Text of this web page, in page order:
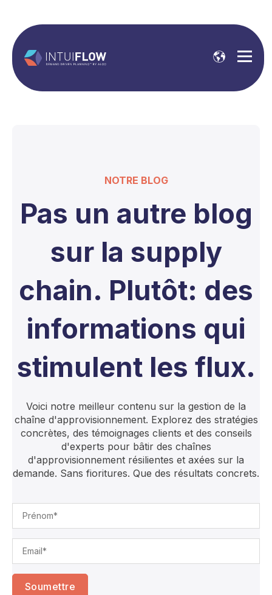
NOTRE BLOG
Pas un autre blog
sur la supply
chain. Plutôt: des
informations qui
stimulent les flux.
Voici notre meilleur contenu sur la gestion de la
chaîne d'approvisionnement. Explorez des stratégies
concrètes, des témoignages clients et des conseils
d'experts pour bâtir des chaînes
d'approvisionnement résilientes et axées sur la
demande. Sans fioritures. Que des résultats concrets.